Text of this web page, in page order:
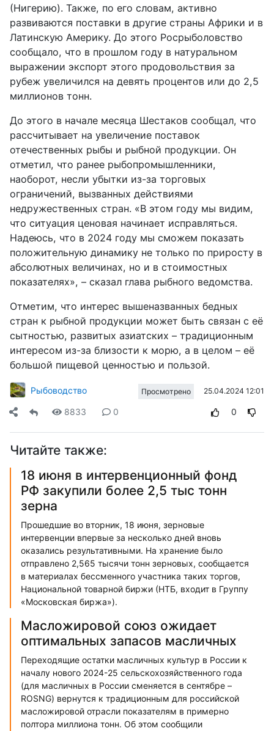
(Нигерию). Также, по его словам, активно
развиваются поставки в другие страны Африки и в
Латинскую Америку. До этого Росрыболовство
сообщало, что в прошлом году в натуральном
выражении экспорт этого продовольствия за
рубеж увеличился на девять процентов или до 2,5
миллионов тонн.
До этого в начале месяца Шестаков сообщал, что
рассчитывает на увеличение поставок
отечественных рыбы и рыбной продукции. Он
отметил, что ранее рыбопромышленники,
наоборот, несли убытки из-за торговых
ограничений, вызванных действиями
недружественных стран. «В этом году мы видим,
что ситуация ценовая начинает исправляться.
Надеюсь, что в 2024 году мы сможем показать
положительную динамику не только по приросту в
абсолютных величинах, но и в стоимостных
показателях», – сказал глава рыбного ведомства.
Отметим, что интерес вышеназванных бедных
стран к рыбной продукции может быть связан с её
сытностью, развитых азиатских – традиционным
интересом из-за близости к морю, а в целом – её
большой пищевой ценностью и пользой.
Рыбоводство Просмотрено 25.04.2024 12:01
8833 0 0
Читайте также:
18 июня в интервенционный фонд
РФ закупили более 2,5 тыс тонн
зерна
Прошедшие во вторник, 18 июня, зерновые
интервенции впервые за несколько дней вновь
оказались результативными. На хранение было
отправлено 2,565 тысячи тонн зерновых, сообщается
в материалах бессменного участника таких торгов,
Национальной товарной биржи (НТБ, входит в Группу
«Московская биржа»).
Масложировой союз ожидает
оптимальных запасов масличных
Переходящие остатки масличных культур в России к
началу нового 2024-25 сельскохозяйственного года
(для масличных в России сменяется в сентябре –
ROSNG) вернутся к традиционным для российской
масложировой отрасли показателям в примерно
полтора миллиона тонн. Об этом сообщили